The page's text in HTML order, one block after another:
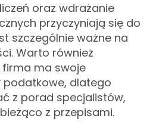
oraz wdrażanie
przyczyniają się do
szczególnie ważne na
Warto również
ma swoje
dlatego
z porad specjalistów,
z przepisami.